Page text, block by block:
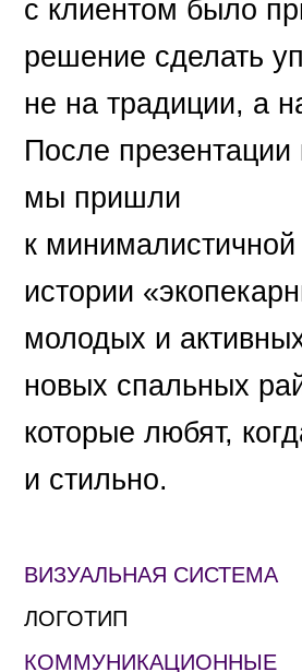
с клиентом было
решение сделать
не на традиции, а
После презентации
мы пришли
к
истории
молодых и
новых спальных
которые любят,
и стильно.
ВИЗУАЛЬНАЯ СИСТЕМА
ЛОГОТИП
КОММУНИКАЦИОННЫЕ